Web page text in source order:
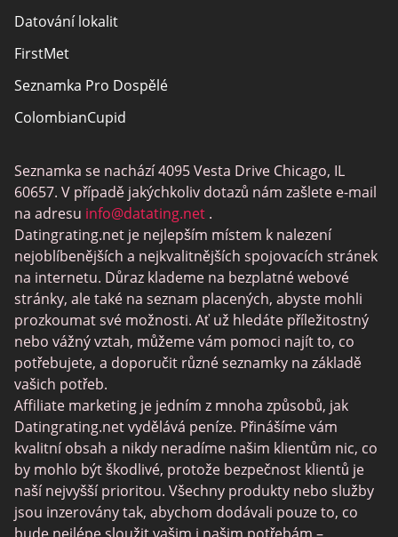
Datování lokalit
FirstMet
Seznamka Pro Dospělé
ColombianCupid
MeetMindful
Seznamka BDSM
BBPeopleMeet
Stránky Sugar Daddy
JPeopleMeet
Trans Seznamka
Senior Datování Lokalit
MyLOL
Gay Seznamka
Lesbické Seznamky
Černé Datování Lokalit
Seznamka se nachází 4095 Vesta Drive Chicago, IL
60657. V případě jakýchkoliv dotazů nám zašlete e-mail
na adresu info@datating.net .
Datingrating.net je nejlepším místem k nalezení
nejoblíbenějších a nejkvalitnějších spojovacích stránek
na internetu. Důraz klademe na bezplatné webové
stránky, ale také na seznam placených, abyste mohli
prozkoumat své možnosti. Ať už hledáte příležitostný
nebo vážný vztah, můžeme vám pomoci najít to, co
potřebujete, a doporučit různé seznamky na základě
vašich potřeb.
Affiliate marketing je jedním z mnoha způsobů, jak
Datingrating.net vydělává peníze. Přinášíme vám
kvalitní obsah a nikdy neradíme našim klientům nic, co
by mohlo být škodlivé, protože bezpečnost klientů je
naší nejvyšší prioritou. Všechny produkty nebo služby
jsou inzerovány tak, abychom dodávali pouze to, co